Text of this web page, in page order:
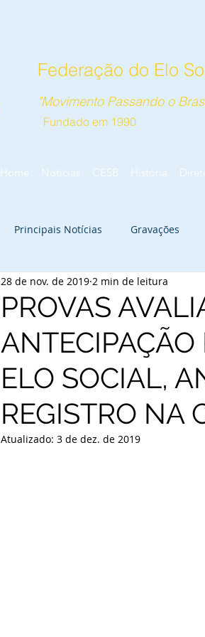
Federação do Elo
"Movimento Passando o
Fundado em 1990
Home Notícias CESB História
Principais Notícias Gravações
PROVAS
ANTECIPAÇÃO
ELO SOCIAL,
REGISTRO NA
28 de nov. de 2019 2 min de leitura
Atualizado: 3 de dez. de 2019